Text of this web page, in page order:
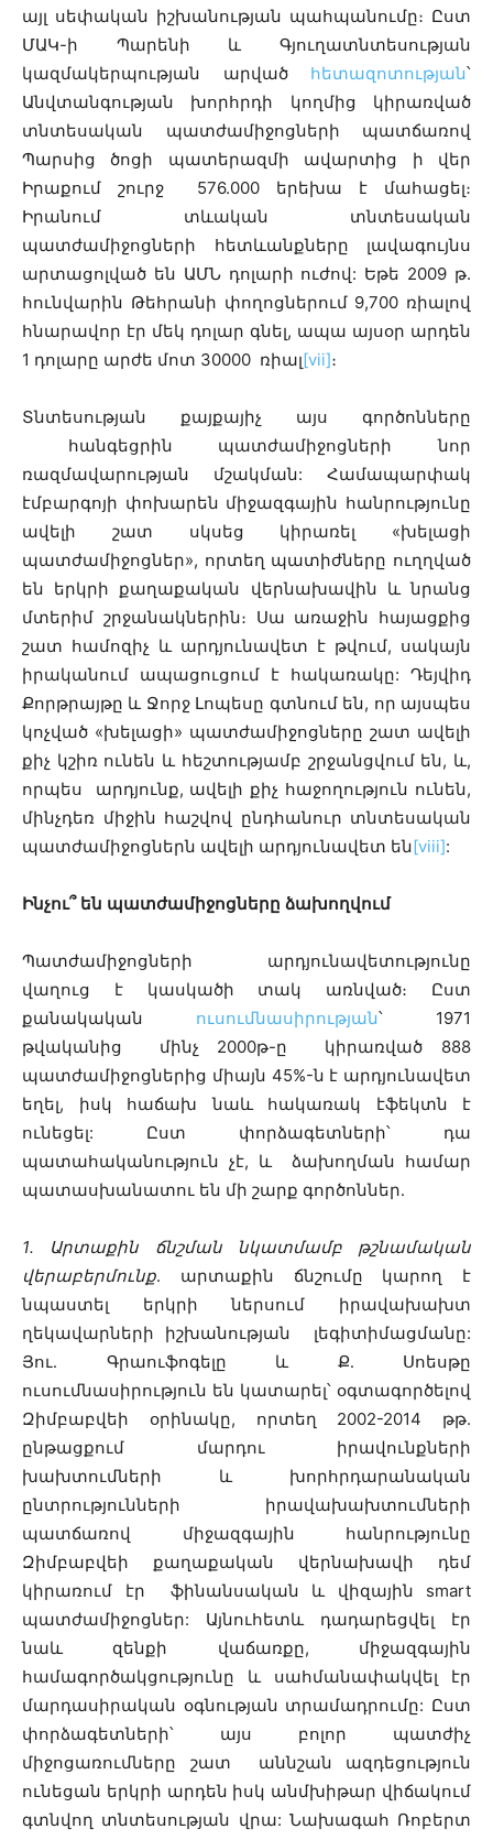
այլ սեփական իշխանության պահպանումը։ Ըստ
ՄԱԿ-ի Պարենի և Գյուղատնտեսության
կազմակերպության արված հետազոտության՝
Անվտանգության խորհրդի կողմից կիրառված
տնտեսական պատժամիջոցների պատճառով
Պարսից ծոցի պատերազմի ավարտից ի վեր
Իրաքում շուրջ 576.000 երեխա է մահացել։
Իրանում տևական տնտեսական
պատժամիջոցների հետևանքները լավագույնս
արտացոլված են ԱՄՆ դոլարի ուժով: Եթե 2009 թ.
հունվարին Թեհրանի փողոցներում 9,700 ռիալով
հնարավոր էր մեկ դոլար գնել, ապա այսօր արդեն
1 դոլարը արժե մոտ 30000 ռիալ[vii]։
Տնտեսության քայքայիչ այս գործոնները
հանգեցրին պատժամիջոցների նոր
ռազմավարության մշակման: Համապարփակ
էմբարգոյի փոխարեն միջազգային հանրությունը
ավելի շատ սկսեց կիրառել «խելացի
պատժամիջոցներ», որտեղ պատիժները ուղղված
են երկրի քաղաքական վերնախավին և նրանց
մտերիմ շրջանակներին։ Սա առաջին հայացքից
շատ համոզիչ և արդյունավետ է թվում, սակայն
իրականում ապացուցում է հակառակը: Դեյվիդ
Քորթրայթը և Ջորջ Լոպեսը գտնում են, որ այսպես
կոչված «խելացի» պատժամիջոցները շատ ավելի
քիչ կշիռ ունեն և հեշտությամբ շրջանցվում են, և,
որպես արդյունք, ավելի քիչ հաջողություն ունեն,
մինչդեռ միջին հաշվով ընդհանուր տնտեսական
պատժամիջոցներն ավելի արդյունավետ են[viii]:
Ինչու՞ են պատժամիջոցները ձախողվում
Պատժամիջոցների արդյունավետությունը
վաղուց է կասկածի տակ առնված։ Ըստ
քանակական ուսումնասիրության՝ 1971
թվականից մինչ 2000թ-ը կիրառված 888
պատժամիջոցներից միայն 45%-ն է արդյունավետ
եղել, իսկ հաճախ նաև հակառակ էֆեկտն է
ունեցել: Ըստ փորձագետների՝ դա
պատահականություն չէ, և ձախողման համար
պատասխանատու են մի շարք գործոններ․
1․ Արտաքին ճնշման նկատմամբ թշնամական
վերաբերմունք․ արտաքին ճնշումը կարող է
նպաստել երկրի ներսում իրավախախտ
ղեկավարների իշխանության լեգիտիմացմանը:
Յու․ Գրաուֆոգելը և Ք․ Սոեսթը
ուսումնասիրություն են կատարել՝ օգտագործելով
Զիմբաբվեի օրինակը, որտեղ 2002-2014 թթ.
ընթացքում մարդու իրավունքների
խախտումների և խորհրդարանական
ընտրությունների իրավախախտումների
պատճառով միջազգային հանրությունը
Զիմբաբվեի քաղաքական վերնախավի դեմ
կիրառում էր ֆինանսական և վիզային smart
պատժամիջոցներ: Այնուհետև դադարեցվել էր
նաև զենքի վաճառքը, միջազգային
համագործակցությունը և սահմանափակվել էր
մարդասիրական օգնության տրամադրումը: Ըստ
փորձագետների՝ այս բոլոր պատժիչ
միջոցառումները շատ աննշան ազդեցություն
ունեցան երկրի արդեն իսկ անմխիթար վիճակում
գտնվող տնտեսության վրա: Նախագահ Ռոբերտ